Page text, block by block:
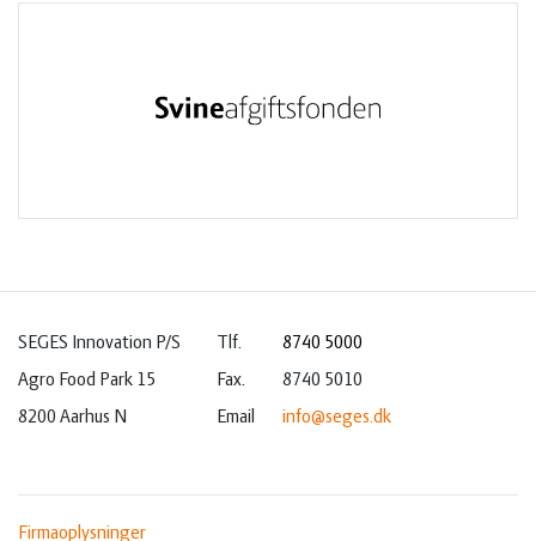
SEGES Innovation P/S
Agro Food Park 15
8200 Aarhus N
Tlf.
8740 5000
Fax.
8740 5010
Email
info@seges.dk
Firmaoplysninger